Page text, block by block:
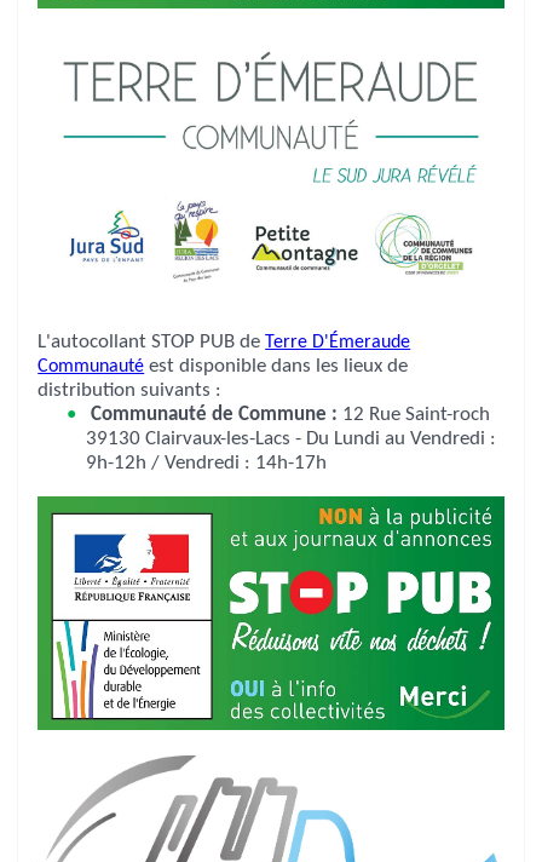
L'autocollant STOP PUB de Terre D'Émeraude
Communauté est disponible dans les lieux de
distribution suivants :
Communauté de Commune :
39130 Clairvaux-les-Lacs - Du Lundi au Vendredi :
9h-12h / Vendredi : 14h-17h